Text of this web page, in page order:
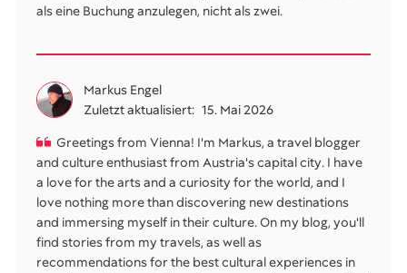
als eine Buchung anzulegen, nicht als zwei.
Markus Engel
Zuletzt aktualisiert: 15. Mai 2026
Greetings from Vienna! I'm Markus, a travel blogger
and culture enthusiast from Austria's capital city. I have
a love for the arts and a curiosity for the world, and I
love nothing more than discovering new destinations
and immersing myself in their culture. On my blog, you'll
find stories from my travels, as well as
recommendations for the best cultural experiences in